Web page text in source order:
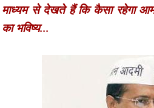
माध्यम से देखते हैं कि कैसा रहेगा आम
का भविष्य...